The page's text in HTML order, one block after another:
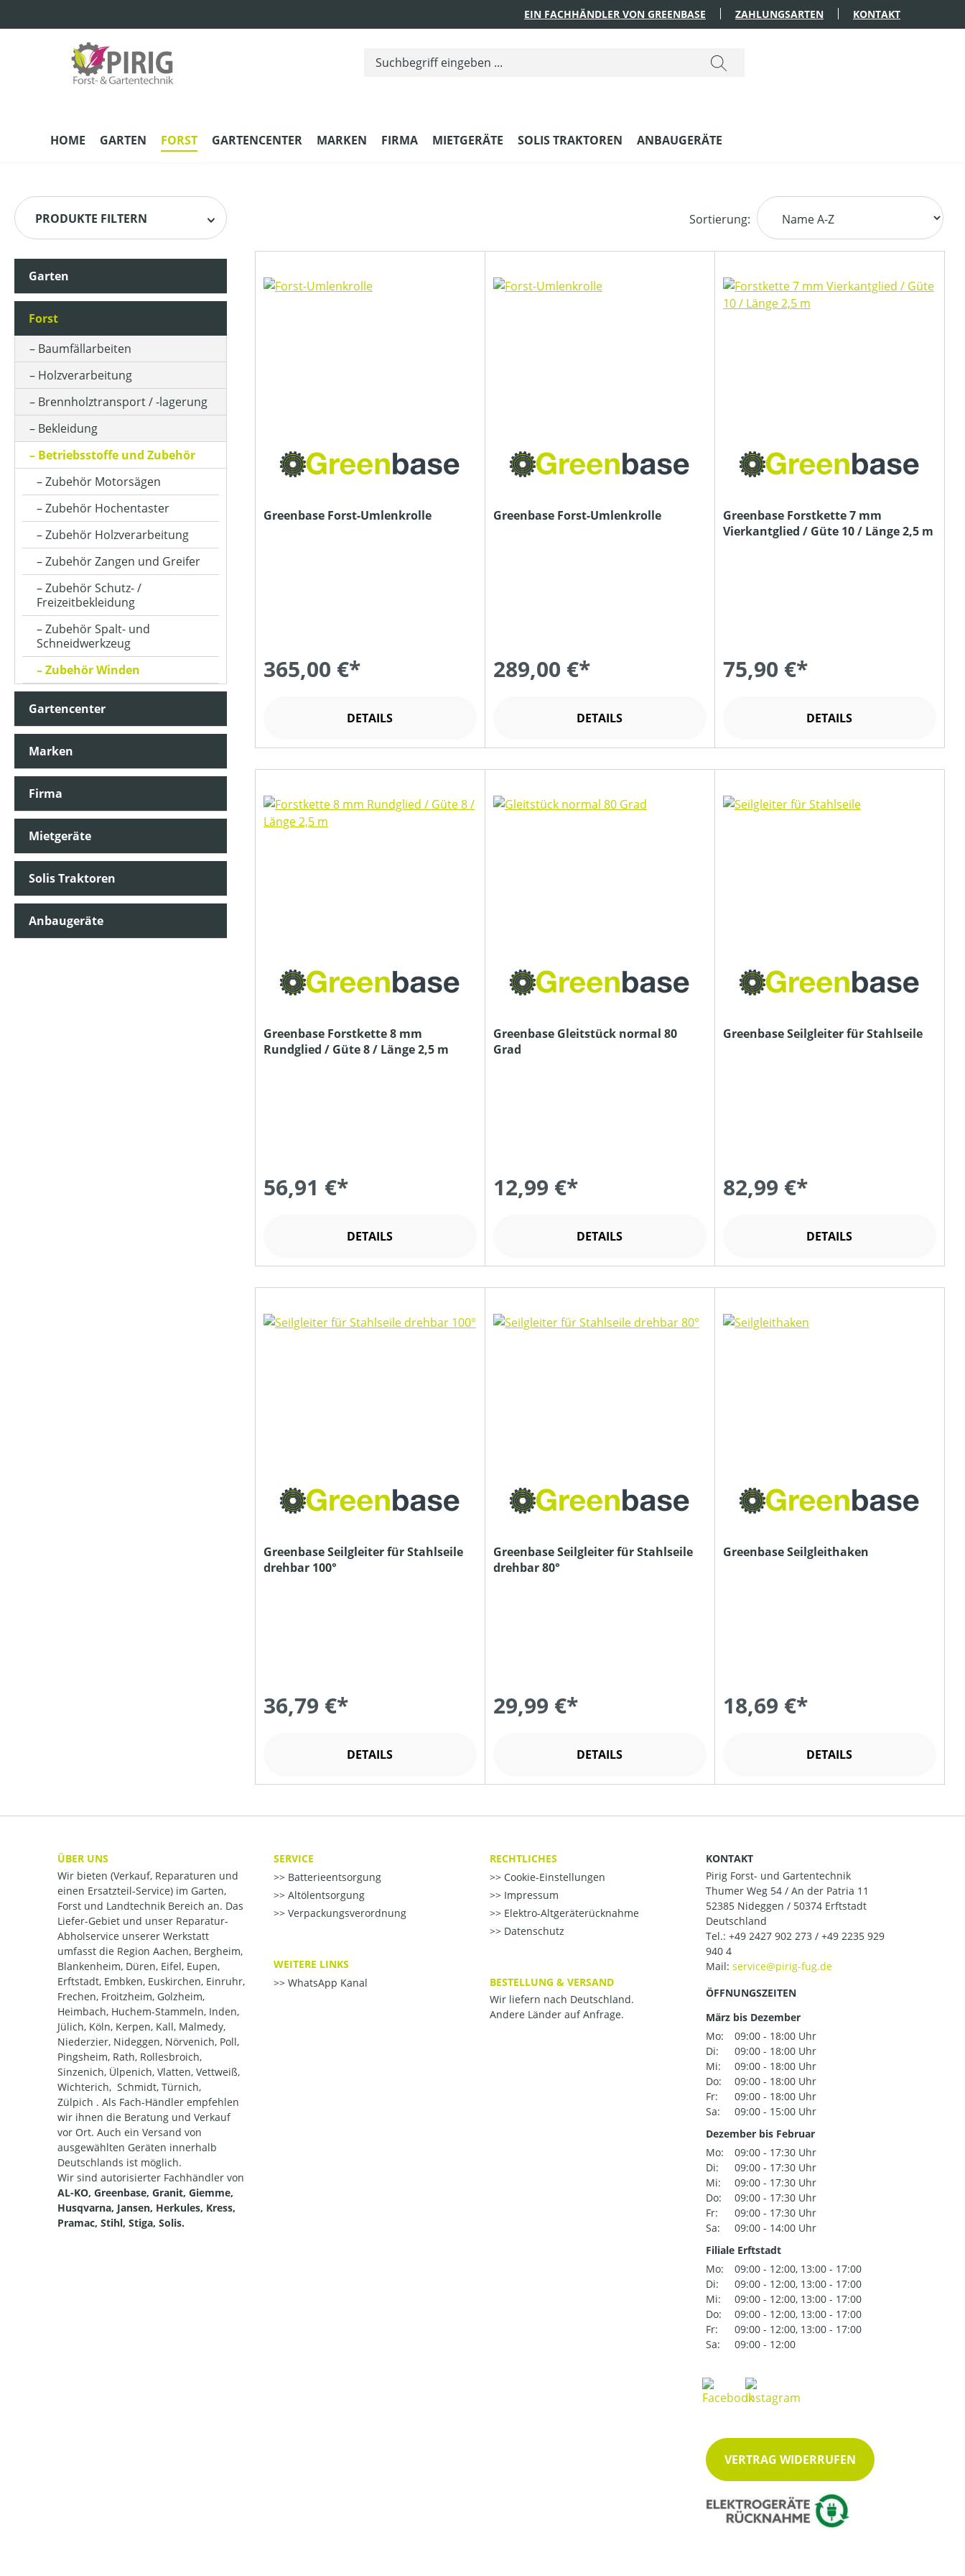
EIN FACHHÄNDLER VON GREENBASE ZAHLUNGSARTEN KONTAKT
HOME GARTEN FORST GARTENCENTER MARKEN FIRMA MIETGERÄTE SOLIS TRAKTOREN ANBAUGERÄTE
PRODUKTE FILTERN
HERSTELLER
PREIS
Garten
Forst
Baumfällarbeiten
Holzverarbeitung
Brennholztransport / -lagerung
Bekleidung
Betriebsstoffe und Zubehör
Zubehör Motorsägen
Zubehör Hochentaster
Zubehör Holzverarbeitung
Zubehör Zangen und Greifer
Zubehör Schutz- /
Freizeitbekleidung
Zubehör Spalt- und
Schneidwerkzeug
Zubehör Winden
Gartencenter
Marken
Firma
Mietgeräte
Solis Traktoren
Anbaugeräte
Sortierung:
Greenbase Forst-Umlenkrolle
365,00 €*
DETAILS
Greenbase Forst-Umlenkrolle
289,00 €*
DETAILS
Greenbase Forstkette 7 mm
Vierkantglied / Güte 10 / Länge 2,5 m
75,90 €*
DETAILS
Greenbase Forstkette 8 mm
Rundglied / Güte 8 / Länge 2,5 m
56,91 €*
DETAILS
Greenbase Gleitstück normal 80
Grad
12,99 €*
DETAILS
Greenbase Seilgleiter für Stahlseile
82,99 €*
DETAILS
Greenbase Seilgleiter für Stahlseile
drehbar 100°
36,79 €*
DETAILS
Greenbase Seilgleiter für Stahlseile
drehbar 80°
29,99 €*
DETAILS
Greenbase Seilgleithaken
18,69 €*
DETAILS
ÜBER UNS
Wir bieten (Verkauf, Reparaturen und
einen Ersatzteil-Service) im Garten,
Forst und Landtechnik Bereich an. Das
Liefer-Gebiet und unser Reparatur-
Abholservice unserer Werkstatt
umfasst die Region Aachen, Bergheim,
Blankenheim, Düren, Eifel, Eupen,
Erftstadt, Embken, Euskirchen, Einruhr,
Frechen, Froitzheim, Golzheim,
Heimbach, Huchem-Stammeln, Inden,
Jülich, Köln, Kerpen, Kall, Malmedy,
Niederzier, Nideggen, Nörvenich, Poll,
Pingsheim, Rath, Rollesbroich,
Sinzenich, Ülpenich, Vlatten, Vettweiß,
Wichterich, Schmidt, Türnich,
Zülpich . Als Fach-Händler empfehlen
wir ihnen die Beratung und Verkauf
vor Ort. Auch ein Versand von
ausgewählten Geräten innerhalb
Deutschlands ist möglich.
Wir sind autorisierter Fachhändler von
AL-KO, Greenbase, Granit, Giemme,
Husqvarna, Jansen, Herkules, Kress,
Pramac, Stihl, Stiga, Solis.
SERVICE
Batterieentsorgung
Altölentsorgung
Verpackungsverordnung
WEITERE LINKS
WhatsApp Kanal
RECHTLICHES
Cookie-Einstellungen
Impressum
Elektro-Altgeräterücknahme
Datenschutz
BESTELLUNG & VERSAND
Wir liefern nach Deutschland.
Andere Länder auf Anfrage.
KONTAKT
Pirig Forst- und Gartentechnik
Thumer Weg 54 / An der Patria 11
52385 Nideggen / 50374 Erftstadt
Deutschland
Tel.: +49 2427 902 273 / +49 2235 929
940 4
Mail:
ÖFFNUNGSZEITEN
März bis Dezember
Mo:
09:00 - 18:00 Uhr
Di:
09:00 - 18:00 Uhr
Mi:
09:00 - 18:00 Uhr
Do:
09:00 - 18:00 Uhr
Fr:
09:00 - 18:00 Uhr
Sa:
09:00 - 15:00 Uhr
Dezember bis Februar
Mo:
09:00 - 17:30 Uhr
Di:
09:00 - 17:30 Uhr
Mi:
09:00 - 17:30 Uhr
Do:
09:00 - 17:30 Uhr
Fr:
09:00 - 17:30 Uhr
Sa:
09:00 - 14:00 Uhr
Filiale Erftstadt
Mo:
09:00 - 12:00, 13:00 - 17:00
Di:
09:00 - 12:00, 13:00 - 17:00
Mi:
09:00 - 12:00, 13:00 - 17:00
Do:
09:00 - 12:00, 13:00 - 17:00
Fr:
09:00 - 12:00, 13:00 - 17:00
Sa:
09:00 - 12:00
VERTRAG WIDERRUFEN